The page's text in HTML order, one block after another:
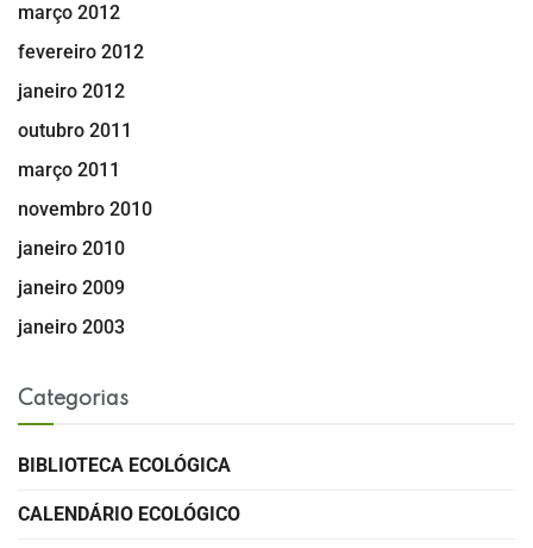
março 2012
fevereiro 2012
janeiro 2012
outubro 2011
março 2011
novembro 2010
janeiro 2010
janeiro 2009
janeiro 2003
Categorias
BIBLIOTECA ECOLÓGICA
CALENDÁRIO ECOLÓGICO